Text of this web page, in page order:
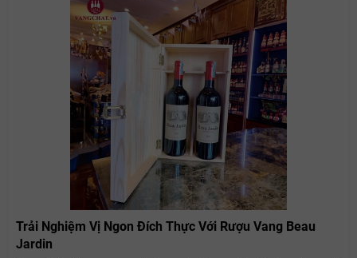
Trải Nghiệm Vị Ngon Đích Thực Với Rượu Vang Beau
Jardin